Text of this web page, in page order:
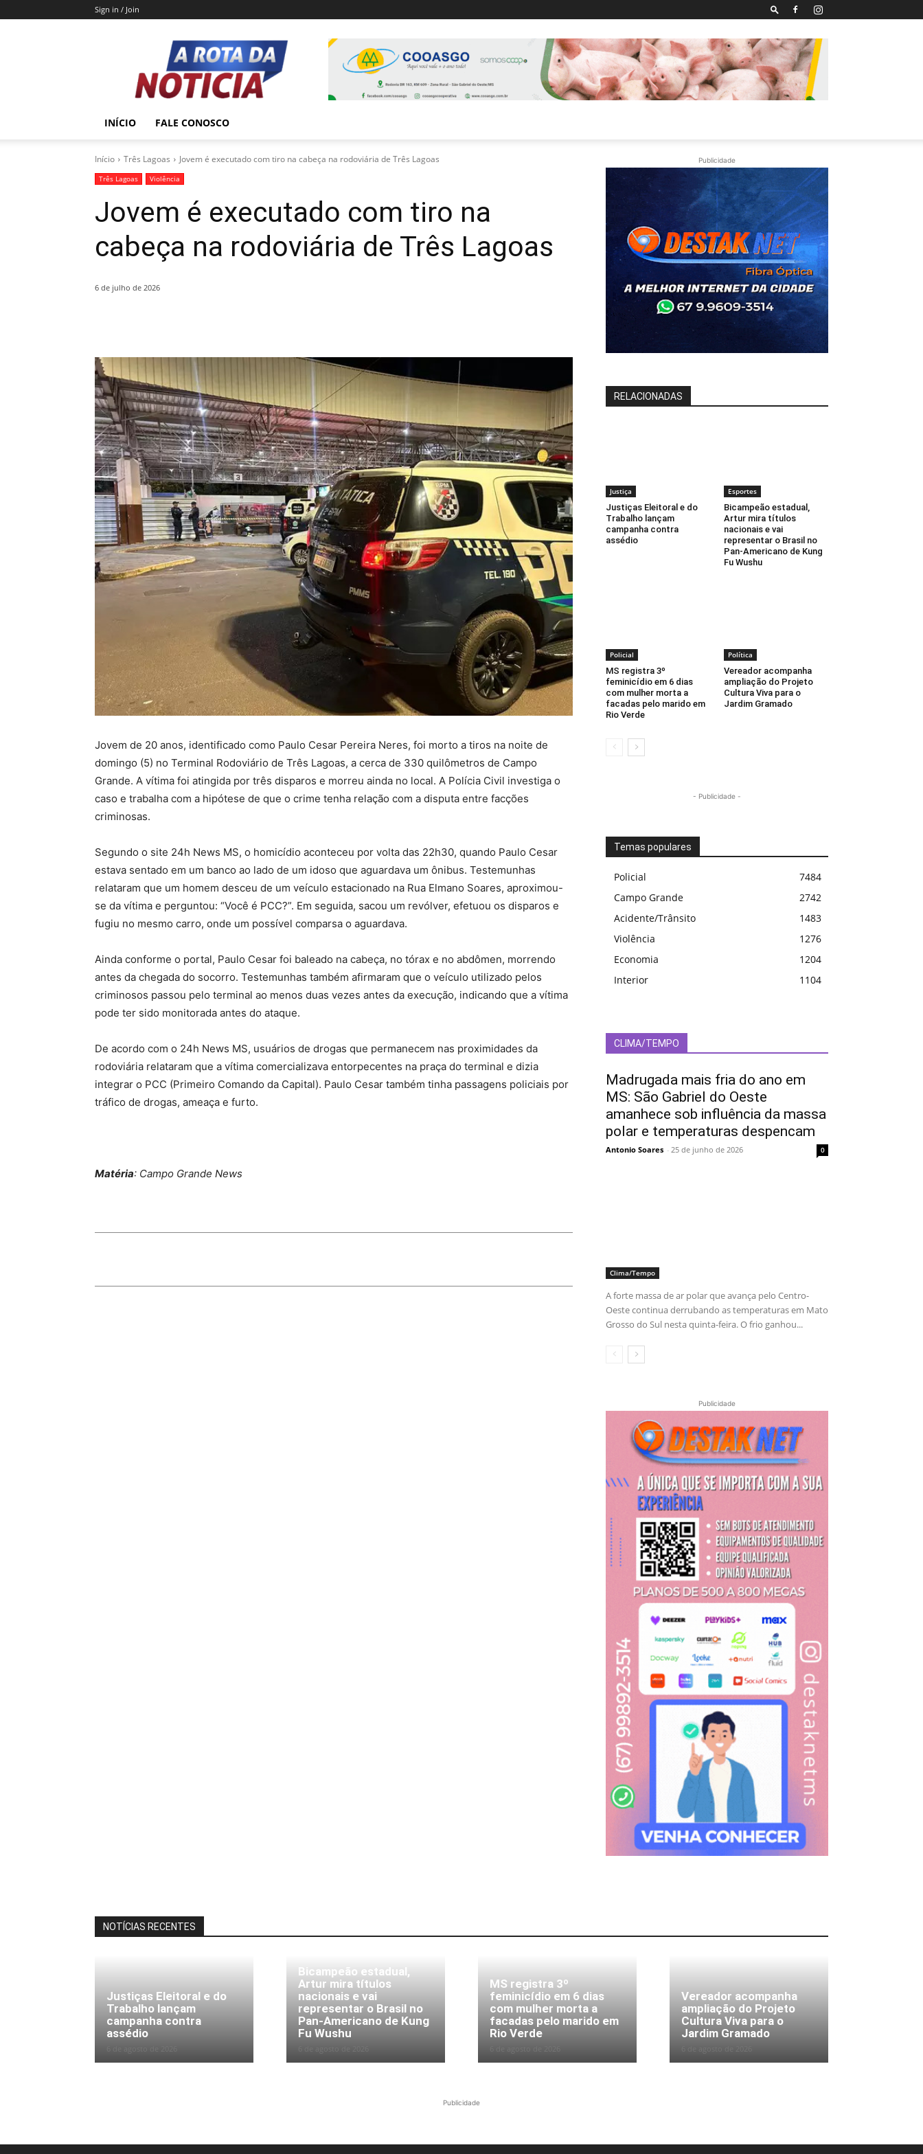
Sign in / Join
A
Rota
da
Notícia
INÍCIO FALE CONOSCO
Início Três Lagoas Jovem é executado com tiro na cabeça na rodoviária de Três Lagoas
Três Lagoas Violência
Jovem é executado com tiro na
cabeça na rodoviária de Três Lagoas
6 de julho de 2026
Jovem de 20 anos, identificado como Paulo Cesar Pereira Neres, foi morto a tiros na noite de
domingo (5) no Terminal Rodoviário de Três Lagoas, a cerca de 330 quilômetros de Campo
Grande. A vítima foi atingida por três disparos e morreu ainda no local. A Polícia Civil investiga o
caso e trabalha com a hipótese de que o crime tenha relação com a disputa entre facções
criminosas.
Segundo o site 24h News MS, o homicídio aconteceu por volta das 22h30, quando Paulo Cesar
estava sentado em um banco ao lado de um idoso que aguardava um ônibus. Testemunhas
relataram que um homem desceu de um veículo estacionado na Rua Elmano Soares, aproximou-
se da vítima e perguntou: “Você é PCC?”. Em seguida, sacou um revólver, efetuou os disparos e
fugiu no mesmo carro, onde um possível comparsa o aguardava.
Ainda conforme o portal, Paulo Cesar foi baleado na cabeça, no tórax e no abdômen, morrendo
antes da chegada do socorro. Testemunhas também afirmaram que o veículo utilizado pelos
criminosos passou pelo terminal ao menos duas vezes antes da execução, indicando que a vítima
pode ter sido monitorada antes do ataque.
De acordo com o 24h News MS, usuários de drogas que permanecem nas proximidades da
rodoviária relataram que a vítima comercializava entorpecentes na praça do terminal e dizia
integrar o PCC (Primeiro Comando da Capital). Paulo Cesar também tinha passagens policiais por
tráfico de drogas, ameaça e furto.
Matéria: Campo Grande News
Publicidade
RELACIONADAS
Justiça
Justiças Eleitoral e do
Trabalho lançam
campanha contra
assédio
Esportes
Bicampeão estadual,
Artur mira títulos
nacionais e vai
representar o Brasil no
Pan-Americano de Kung
Fu Wushu
Policial
MS registra 3º
feminicídio em 6 dias
com mulher morta a
facadas pelo marido em
Rio Verde
Política
Vereador acompanha
ampliação do Projeto
Cultura Viva para o
Jardim Gramado
- Publicidade -
Temas populares
Policial
7484
Campo Grande
2742
Acidente/Trânsito
1483
Violência
1276
Economia
1204
Interior
1104
CLIMA/TEMPO
Madrugada mais fria do ano em
MS: São Gabriel do Oeste
amanhece sob influência da massa
polar e temperaturas despencam
Antonio Soares - 25 de junho de 2026 0
Clima/Tempo
A forte massa de ar polar que avança pelo Centro-
Oeste continua derrubando as temperaturas em Mato
Grosso do Sul nesta quinta-feira. O frio ganhou...
Publicidade
NOTÍCIAS RECENTES
Justiças Eleitoral e do
Trabalho lançam
campanha contra
assédio
Bicampeão estadual,
Artur mira títulos
nacionais e vai
representar o Brasil no
Pan-Americano de Kung
Fu Wushu
MS registra 3º
feminicídio em 6 dias
com mulher morta a
facadas pelo marido em
Rio Verde
Vereador acompanha
ampliação do Projeto
Cultura Viva para o
Jardim Gramado
Publicidade